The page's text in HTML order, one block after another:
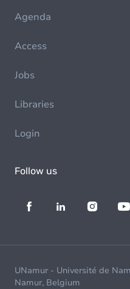
Agenda
Access
Jobs
Libraries
Login
Follow us
UNamur - Université de
Namur, Belgium